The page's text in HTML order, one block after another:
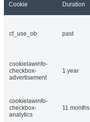
Cookie Duration
cf_use_ob past
cookielawinfo-
checkbox-
advertisement
1 year
cookielawinfo-
checkbox-
analytics
11 months